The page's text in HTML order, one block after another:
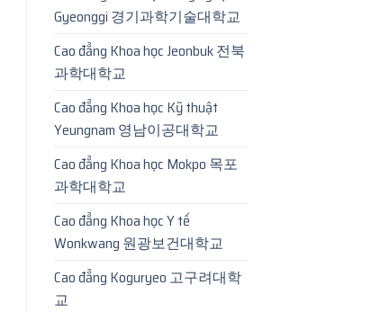
Gyeonggi 경기과학기술대학교
Cao đẳng Khoa học Jeonbuk 전북
과학대학교
Cao đẳng Khoa học Kỹ thuật
Yeungnam 영남이공대학교
Cao đẳng Khoa học Mokpo 목포
과학대학교
Cao đẳng Khoa học Y tế
Wonkwang 원광보건대학교
Cao đẳng Koguryeo 고구려대학
교